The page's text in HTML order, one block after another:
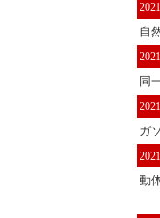
自
同
ガ
動